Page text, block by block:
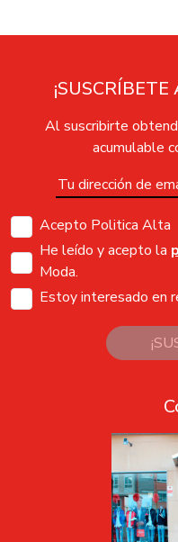
Al suscribirte
acumulable
Acepto Politica Alta
He leído y acepto la
Moda.
Estoy interesado en